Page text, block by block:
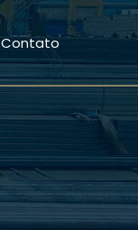
Contato